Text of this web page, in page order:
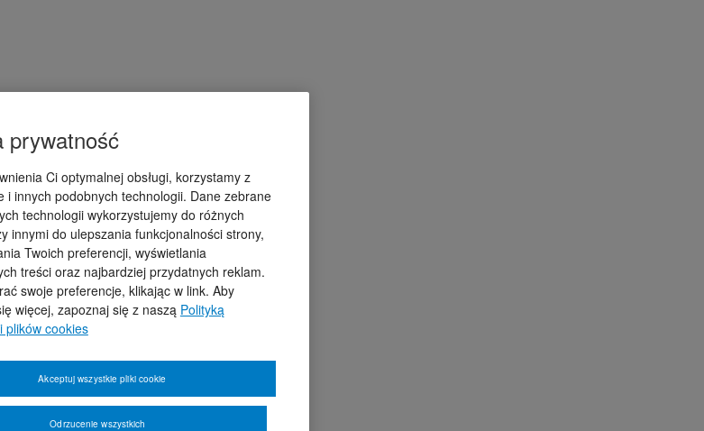
prywatność
Ci optymalnej obsługi, korzystamy z
i innych podobnych technologii. Dane zebrane
technologii wykorzystujemy do różnych
innymi do ulepszania funkcjonalności strony,
Twoich preferencji, wyświetlania
treści oraz najbardziej przydatnych reklam.
swoje preferencje, klikając w link. Aby
więcej, zapoznaj się z naszą Polityką
plików cookies
Odrzucenie wszystkich
Akceptuj wszystkie pliki cookie